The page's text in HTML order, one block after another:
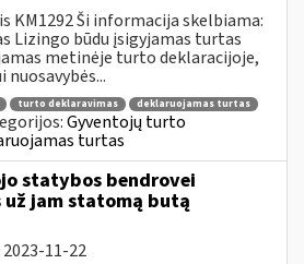
KM1292 Ši informacija skelbiama:
Lizingo būdu įsigyjamas turtas
metinėje turto deklaracijoje,
turto deklaravimas deklaruojamas turtas
Gyventojų turto
turtas
statybos bendrovei
už jam statomą butą
2023-11-22